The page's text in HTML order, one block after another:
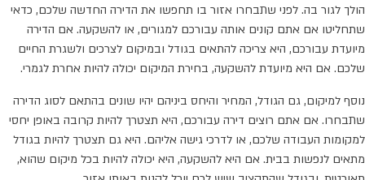
הולך לגור בה. לפני שתבחרו אזור בו תחפשו את הדירה החדשה שלכם, כדאי
שתחליטו אם אתם קונים אותה עבורכם למגורים, או להשקעה. אם הדירה
מיועדת עבורכם, היא צריכה להתאים בגודל ובמיקום לצרכים ולשגרת החיים
שלכם. אם היא מיועדת להשקעה, בחירת המיקום יכולה להיות אחרת לגמרי.
נוסף למיקום, גם הגודל, המחיר והיחס ביניהם יהיו שונים בהתאם לסוג הדירה
שתבחרו. אם אתם רוצים דירה עבורכם, היא תצטרך להיות קרובה באופן יחסי
למקומות העבודה שלכם, או לדרכי גישה אליהם. היא גם תצטרך להיות בגודל
מתאים לנפשות בבית. אם היא להשקעה, היא יכולה להיות בכל מיקום שהוא,